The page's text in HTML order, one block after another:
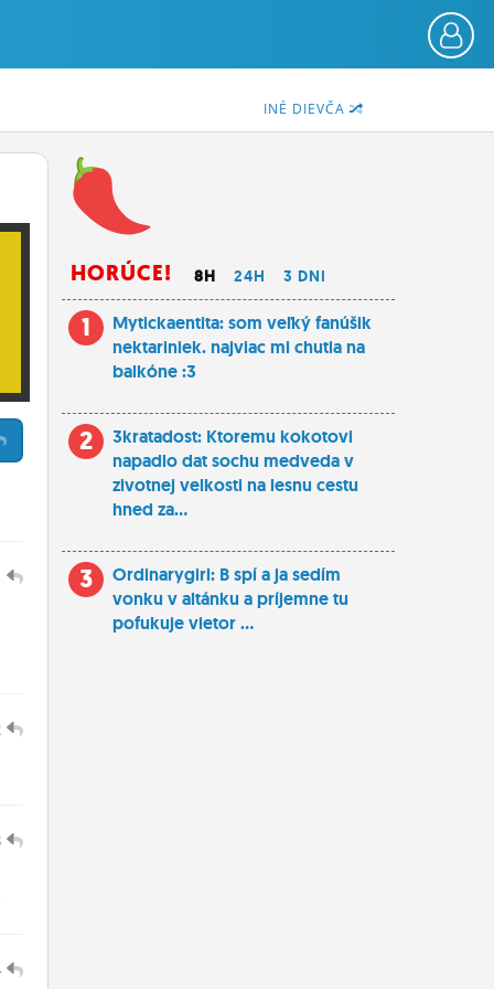
INÉ DIEVČA
HORÚCE! 8H 24H 3 DNI
1
Mytickaentita: som veľký fanúšik
nektariniek. najviac mi chutia na
balkóne :3
2
3kratadost: Ktoremu kokotovi
napadlo dat sochu medveda v
zivotnej velkosti na lesnu cestu
hned za...
3
Ordinarygirl: B spí a ja sedím
vonku v altánku a príjemne tu
pofukuje vietor ...